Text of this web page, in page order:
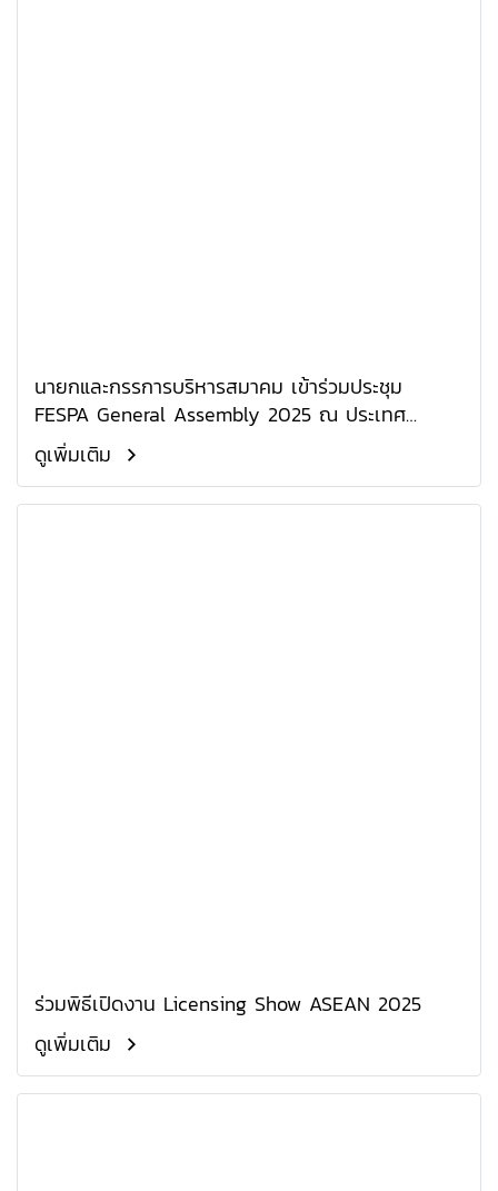
นายกและกรรการบริหารสมาคม เข้าร่วมประชุม
FESPA General Assembly 2025 ณ ประเทศ
ฟินแลนด์
ดูเพิ่มเติม
ร่วมพิธีเปิดงาน Licensing Show ASEAN 2025
ดูเพิ่มเติม